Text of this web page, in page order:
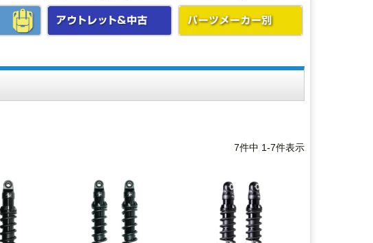
7件中 1-7件表示